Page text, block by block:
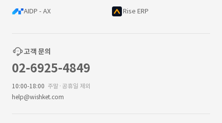
AIDP - AX Rise ERP
고객 문의
02-6925-4849
10:00-18:00 주말·공휴일 제외
help@wishket.com